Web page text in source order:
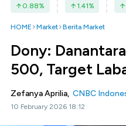
0.88% 1.41%
HOME Market Berita Market
Dony:
500, Target
Zefanya Aprilia, CNBC
10 February 2026 18:12